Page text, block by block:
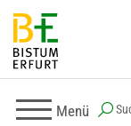
Menü